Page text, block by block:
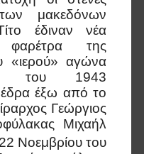
μακεδόνων
έδιναν νέα
φαρέτρα της
«ιερού» αγώνα
του 1943
έξω από το
Γεώργιος
Μιχαήλ
22 Νοεμβρίου του